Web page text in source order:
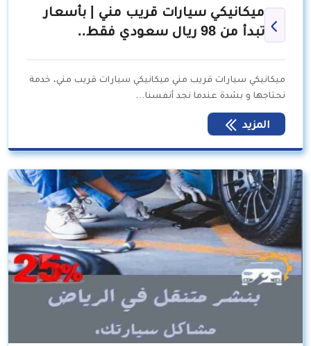
ميكانيكي سيارات قريب مني | بأسعار
تبدأ من 98 ريال سعودي فقط..
ميكانيكي سيارات قريب مني ميكانيكي سيارات قريب مني، خدمة
نحتاجها و بشدة عندما نجد أنفسنا…
المزيد